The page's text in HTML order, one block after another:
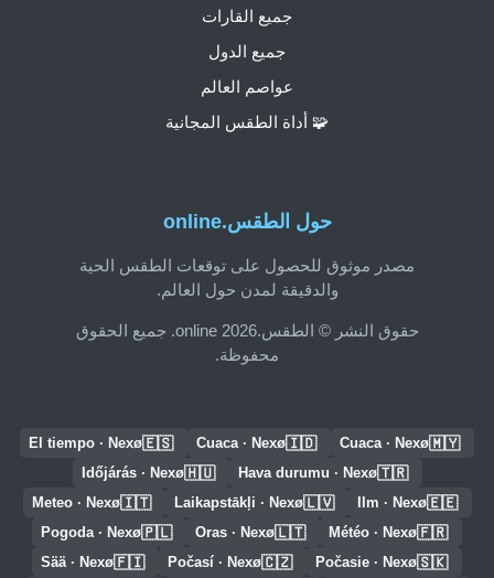
حول الطقس.online
مصدر موثوق للحصول على توقعات الطقس الحية
والدقيقة لمدن حول العالم.
حقوق النشر © الطقس.online 2026. جميع الحقوق
محفوظة.
جميع القارات
جميع الدول
عواصم العالم
🧩 أداة الطقس المجانية
🇲🇾
Cuaca · Nexø
🇮🇩
Cuaca · Nexø
🇪🇸
El tiempo · Nexø
🇹🇷
Hava durumu · Nexø
🇭🇺
Időjárás · Nexø
🇪🇪
Ilm · Nexø
🇱🇻
Laikapstākļi · Nexø
🇮🇹
Meteo · Nexø
🇫🇷
Météo · Nexø
🇱🇹
Oras · Nexø
🇵🇱
Pogoda · Nexø
🇸🇰
Počasie · Nexø
🇨🇿
Počasí · Nexø
🇫🇮
Sää · Nexø